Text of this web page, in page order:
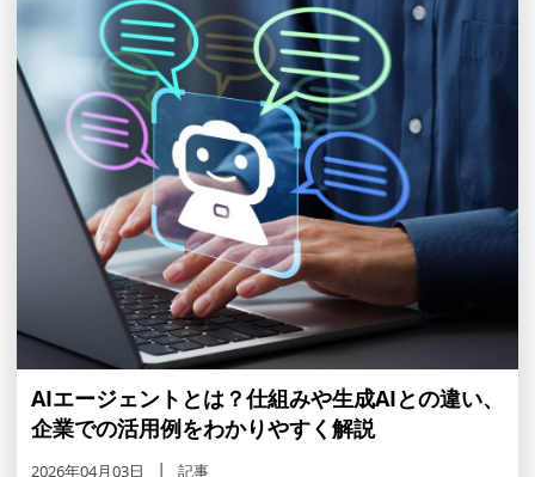
AIエージェントとは？仕組みや生成AIとの違い、
企業での活用例をわかりやすく解説
2026年04月03日 記事